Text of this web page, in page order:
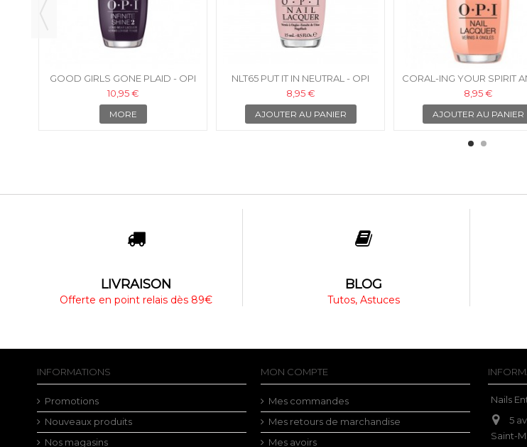
GOOD GIRLS GONE PLAID - OPI
VERNIS INFINITE SHINE
10,95 €
MORE
NLT65 PUT IT IN NEUTRAL - OPI
VERNIS À ONGLES
8,95 €
AJOUTER AU PANIER
CORAL-ING YOUR SPIRIT
- OPI VERNIS À ONGLES
8,95 €
AJOUTER AU PANIER
LIVRAISON
Offerte en point relais dès 89€
BLOG
Tutos, Astuces
INFORMATIONS
Promotions
Nouveaux produits
Nos magasins
MON COMPTE
Mes commandes
Mes retours de marchandise
Mes avoirs
Nails
5
Saint-